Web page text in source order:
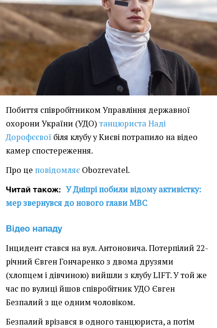
Побиття співробітником Управління державної
охорони України (УДО) танцюриста Наді
Дорофєєвої біля клубу у Києві потрапило на відео
камер спостереження.
Про це повідомляє Obozrevatel.
Читай також: У Дніпрі побили відому активістку:
мер звернувся до нового глави МВС
Відео нападу
Інцидент стався на вул. Антоновича. Потерпілий 22-
річний Євген Гончаренко з двома друзями
(хлопцем і дівчиною) вийшли з клубу LIFT. У той же
час по вулиці йшов співробітник УДО Євген
Безпалий з ще одним чоловіком.
Безпалий врізався в одного танцюриста, а потім